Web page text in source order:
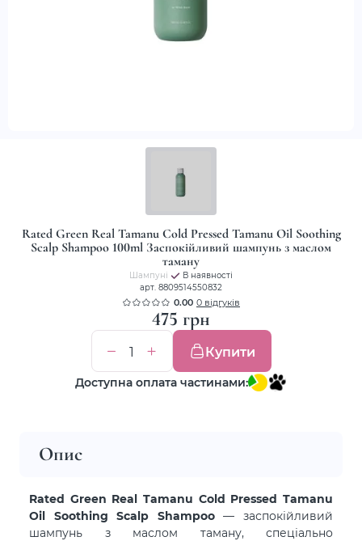
Rated Green Real Tamanu Cold Pressed Tamanu Oil Soothing
Scalp Shampoo 100ml Заспокійливий шампунь з маслом
таману
Шампуні
В наявності
арт. 8809514550832
0.00 0 відгуків
475 грн
Купити
Доступна оплата частинами:
Опис
Rated Green Real Tamanu Cold Pressed Tamanu
Oil Soothing Scalp Shampoo— заспокійливий
шампунь з маслом таману, спеціально